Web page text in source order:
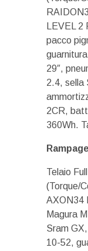
LEVEL
pacco
29″,
2.4, sella
2CR,
360Wh.
Telaio
(Torque/
AXON34
Magura
Sram
10-52,